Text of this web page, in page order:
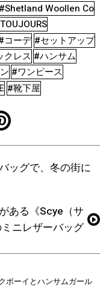
#Shetland Woollen Co
コーデ #セットアップ
クレス #ハンサム
#ワンピース
#靴下屋
ッグで、冬の街に
ある《Scye（サ
ニレザーバッグ
ボーイとハンサムガール